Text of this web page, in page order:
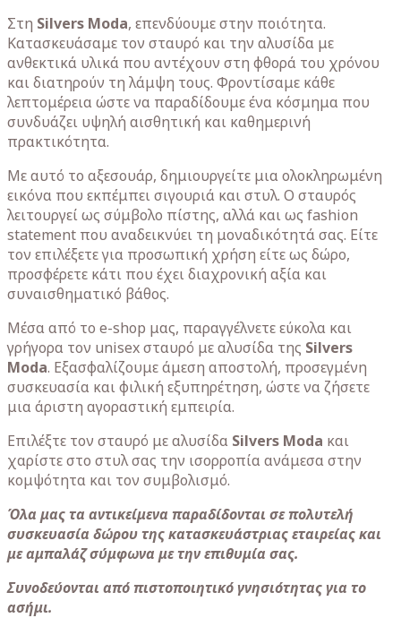
Στη Silvers Moda, επενδύουμε στην ποιότητα.
Κατασκευάσαμε τον σταυρό και την αλυσίδα με
ανθεκτικά υλικά που αντέχουν στη φθορά του χρόνου
και διατηρούν τη λάμψη τους. Φροντίσαμε κάθε
λεπτομέρεια ώστε να παραδίδουμε ένα κόσμημα που
συνδυάζει υψηλή αισθητική και καθημερινή
πρακτικότητα.
Με αυτό το αξεσουάρ, δημιουργείτε μια ολοκληρωμένη
εικόνα που εκπέμπει σιγουριά και στυλ. Ο σταυρός
λειτουργεί ως σύμβολο πίστης, αλλά και ως fashion
statement που αναδεικνύει τη μοναδικότητά σας. Είτε
τον επιλέξετε για προσωπική χρήση είτε ως δώρο,
προσφέρετε κάτι που έχει διαχρονική αξία και
συναισθηματικό βάθος.
Μέσα από το e-shop μας, παραγγέλνετε εύκολα και
γρήγορα τον unisex σταυρό με αλυσίδα της Silvers
Moda. Εξασφαλίζουμε άμεση αποστολή, προσεγμένη
συσκευασία και φιλική εξυπηρέτηση, ώστε να ζήσετε
μια άριστη αγοραστική εμπειρία.
Επιλέξτε τον σταυρό με αλυσίδα Silvers Moda και
χαρίστε στο στυλ σας την ισορροπία ανάμεσα στην
κομψότητα και τον συμβολισμό.
Όλα μας τα αντικείμενα παραδίδονται σε πολυτελή
συσκευασία δώρου της κατασκευάστριας εταιρείας και
με αμπαλάζ σύμφωνα με την επιθυμία σας.
Συνοδεύονται από πιστοποιητικό γνησιότητας για το
ασήμι.